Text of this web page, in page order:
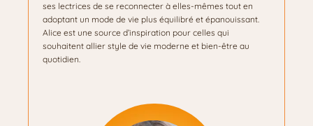
ses lectrices de se reconnecter à elles-mêmes tout en
adoptant un mode de vie plus équilibré et épanouissant.
Alice est une source d’inspiration pour celles qui
souhaitent allier style de vie moderne et bien-être au
quotidien.